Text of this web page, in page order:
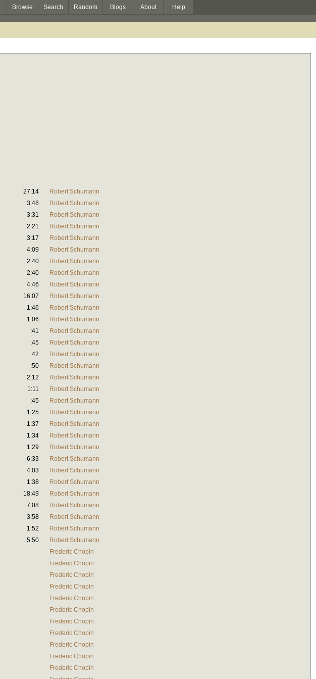
Browse Search Random Blogs About Help
27:14
Robert Schumann
3:48
Robert Schumann
3:31
Robert Schumann
2:21
Robert Schumann
3:17
Robert Schumann
4:09
Robert Schumann
2:40
Robert Schumann
2:40
Robert Schumann
4:46
Robert Schumann
16:07
Robert Schumann
1:46
Robert Schumann
1:06
Robert Schumann
:41
Robert Schumann
:45
Robert Schumann
:42
Robert Schumann
:50
Robert Schumann
2:12
Robert Schumann
1:11
Robert Schumann
:45
Robert Schumann
1:25
Robert Schumann
1:37
Robert Schumann
1:34
Robert Schumann
1:29
Robert Schumann
6:33
Robert Schumann
4:03
Robert Schumann
1:38
Robert Schumann
18:49
Robert Schumann
7:08
Robert Schumann
3:58
Robert Schumann
1:52
Robert Schumann
5:50
Robert Schumann
Frederic Chopin
Frederic Chopin
Frederic Chopin
Frederic Chopin
Frederic Chopin
Frederic Chopin
Frederic Chopin
Frederic Chopin
Frederic Chopin
Frederic Chopin
Frederic Chopin